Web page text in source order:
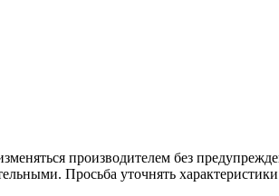
производителем без
Просьба уточнять